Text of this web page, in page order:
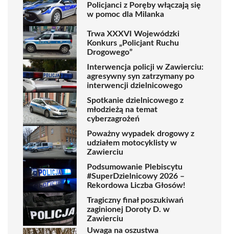
Policjanci z Poręby włączają się
w pomoc dla Milanka
Trwa XXXVI Wojewódzki
Konkurs „Policjant Ruchu
Drogowego”
Interwencja policji w Zawierciu:
agresywny syn zatrzymany po
interwencji dzielnicowego
Spotkanie dzielnicowego z
młodzieżą na temat
cyberzagrożeń
Poważny wypadek drogowy z
udziałem motocyklisty w
Zawierciu
Podsumowanie Plebiscytu
#SuperDzielnicowy 2026 –
Rekordowa Liczba Głosów!
Tragiczny finał poszukiwań
zaginionej Doroty D. w
Zawierciu
Uwaga na oszustwa